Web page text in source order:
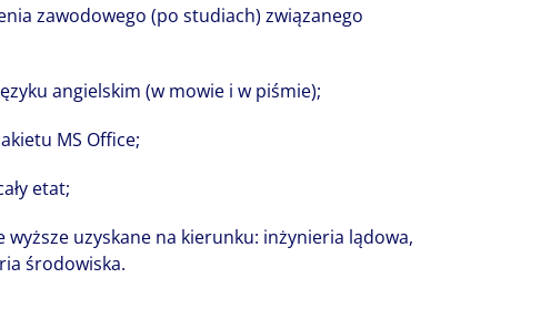
zawodowego (po studiach) związanego
angielskim (w mowie i w piśmie);
MS Office;
etat;
wyższe uzyskane na kierunku: inżynieria lądowa,
środowiska.
całość i wspólnie piszemy jej nowe
przyszłość.